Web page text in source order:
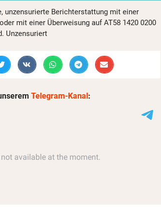
unzensurierte Berichterstattung mit einer
oder mit einer Überweisung auf AT58 1420 0200
Unzensuriert
Telegram-Kanal: